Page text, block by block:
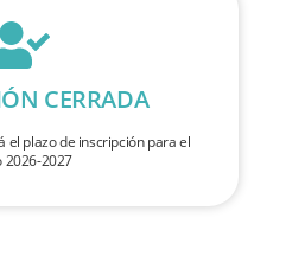
CERRADA
el plazo de inscripción para el
2026-2027